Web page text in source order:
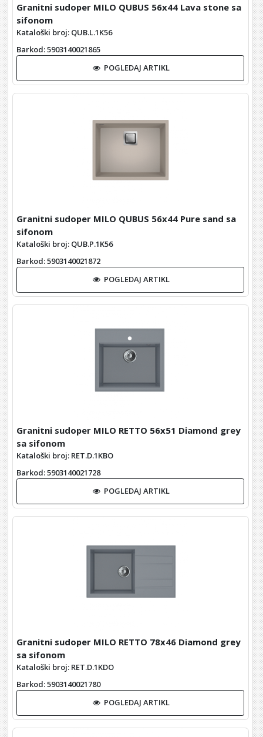
Granitni sudoper MILO QUBUS 56x44 Lava stone sa
sifonom
Kataloški broj: QUB.L.1K56
Barkod: 5903140021865
POGLEDAJ ARTIKL
Granitni sudoper MILO QUBUS 56x44 Pure sand sa
sifonom
Kataloški broj: QUB.P.1K56
Barkod: 5903140021872
POGLEDAJ ARTIKL
Granitni sudoper MILO RETTO 56x51 Diamond grey
sa sifonom
Kataloški broj: RET.D.1KBO
Barkod: 5903140021728
POGLEDAJ ARTIKL
Granitni sudoper MILO RETTO 78x46 Diamond grey
sa sifonom
Kataloški broj: RET.D.1KDO
Barkod: 5903140021780
POGLEDAJ ARTIKL